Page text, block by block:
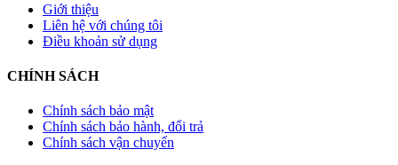
Giới thiệu
Liên hệ với chúng tôi
Điều khoản sử dụng
CHÍNH SÁCH
Chính sách bảo mật
Chính sách bảo hành, đổi trả
Chính sách vận chuyển